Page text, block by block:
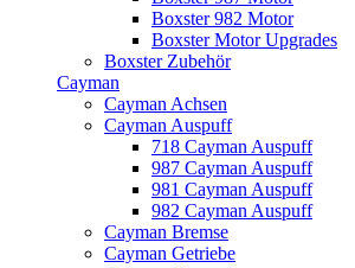
Boxster 982 Motor
Boxster Motor Upgrades
Boxster Zubehör
Cayman
Cayman Achsen
Cayman Auspuff
718 Cayman Auspuff
987 Cayman Auspuff
981 Cayman Auspuff
982 Cayman Auspuff
Cayman Bremse
Cayman Getriebe